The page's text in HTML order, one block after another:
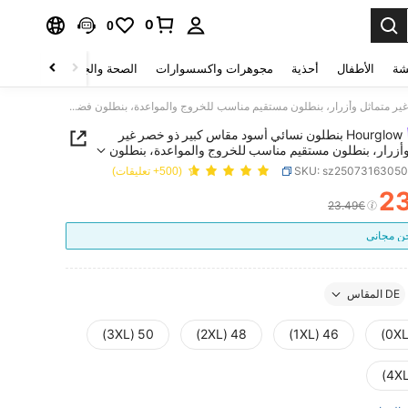
0
0
الأطفال أحذية مجوهرات واكسسوارات الصحة والجمال
Hourglow بنطلون نسائي أسود مقاس كبير ذو خصر غير متماثل وأزرار، بنطلون مستقيم مناسب للخروج والمواعدة، بنطلون فضفاض، بنطلون ساق واسعة، عيد الميلاد، منحنيات، بدلة بنطلون، أناقة
Hourglow بنطلون نسائي أسود مقاس كبير ذو خصر غير
بنطلون مستقيم مناسب للخروج والمواعدة، بنطلون
ساق واسعة، عيد الميلاد، منحنيات، بدلة بنطلون،
SKU: (500+ تعليقات)
PRICE AND 23.49€
مجاني
DE المقاس
46 (1XL)
48 (2XL)
50 (3XL)